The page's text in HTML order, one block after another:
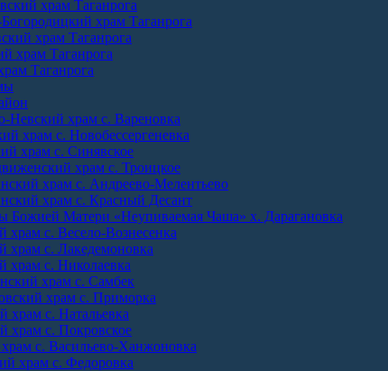
храм Таганрога
храм Таганрога
храм Таганрога
храм Таганрога
Таганрога
Невский храм с. Вареновка
храм с. Новобессергеневка
храм с. Синявское
храм с. Троицкое
храм с. Андреево-Мелентьево
храм с. Красный Десант
Божией Матери «Неупиваемая Чаша» х. Дарагановка
храм с. Весело-Вознесенка
храм с. Лакедемоновка
храм с. Николаевка
храм с. Самбек
храм с. Приморка
храм с. Натальевка
храм с. Покровское
с. Васильево-Ханжоновка
храм с. Федоровка